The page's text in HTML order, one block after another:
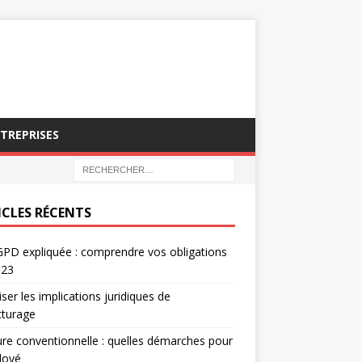
RÉCENTS
expliquée : comprendre vos obligations
les implications juridiques de
conventionnelle : quelles démarches pour